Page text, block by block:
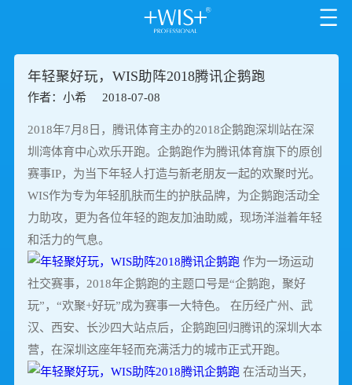
年轻聚好玩，WIS助阵2018腾讯企鹅跑
作者：小希 2018-07-08
2018年7月8日，腾讯体育主办的2018企鹅跑深圳站在深
圳湾体育中心欢乐开跑。企鹅跑作为腾讯体育旗下的原创
赛事IP，为当下年轻人打造与新老朋友一起的欢聚时光。
WIS作为专为年轻肌肤而生的护肤品牌，为企鹅跑活动全
力助攻，更为各位年轻的跑友加油助威，现场洋溢着年轻
和活力的气息。
作为一场运动
社交赛事，2018年企鹅跑的主题口号是“企鹅跑，聚好
玩”，“欢聚+好玩”成为赛事一大特色。 在历经广州、武
汉、西安、长沙四大站点后，企鹅跑回归腾讯的深圳大本
营，在深圳这座年轻而充满活力的城市正式开跑。
在活动当天，